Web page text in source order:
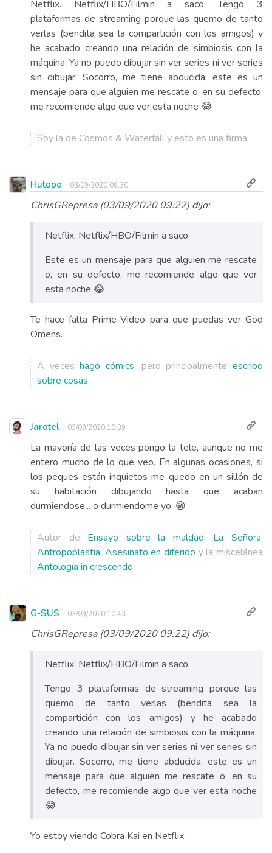
Netflix. Netflix/HBO/Filmin a saco. Tengo 3
plataformas de streaming porque las quemo de tanto
verlas (bendita sea la compartición con los amigos) y
he acabado creando una relación de simbiosis con la
máquina. Ya no puedo dibujar sin ver series ni ver series
sin dibujar. Socorro, me tiene abducida, este es un
mensaje para que alguien me rescate o, en su defecto,
me recomiende algo que ver esta noche 😂
Soy la de Cosmos & Waterfall y esto es una firma.
Hutopo 03/09/2020 09:30
ChrisGRepresa (03/09/2020 09:22) dijo:
Netflix. Netflix/HBO/Filmin a saco.
Este es un mensaje para que alguien me rescate
o, en su defecto, me recomiende algo que ver
esta noche 😂
Te hace falta Prime-Video para que puedas ver God
Omens.
A veceshago cómics, pero principalmenteescribo
sobre cosas.
Jarotel 03/09/2020 10:39
La mayoría de las veces pongo la tele, aunque no me
entero mucho de lo que veo. En algunas ocasiones, si
los peques están inquietos me quedo en un sillón de
su habitación dibujando hasta que acaban
durmiendose... o durmiendome yo. 😁
Autor de Ensayo sobre la maldad, La Señora,
Antropoplastia, Asesinato en diferido y la miscelánea
Antología in crescendo
G-SUS 03/09/2020 10:43
ChrisGRepresa (03/09/2020 09:22) dijo:
Netflix. Netflix/HBO/Filmin a saco.
Tengo 3 plataformas de streaming porque las
quemo de tanto verlas (bendita sea la
compartición con los amigos) y he acabado
creando una relación de simbiosis con la máquina.
Ya no puedo dibujar sin ver series ni ver series sin
dibujar. Socorro, me tiene abducida, este es un
mensaje para que alguien me rescate o, en su
defecto, me recomiende algo que ver esta noche
😂
Yo estoy viendo Cobra Kai en Netflix.